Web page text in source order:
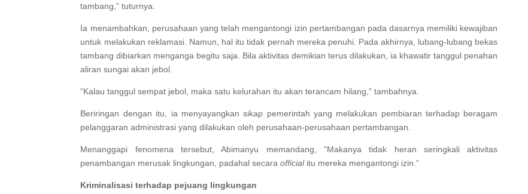
tambang,” tuturnya.
Ia menambahkan, perusahaan yang telah mengantongi izin pertambangan pada dasarnya memiliki kewajiban
untuk melakukan reklamasi. Namun, hal itu tidak pernah mereka penuhi. Pada akhirnya, lubang-lubang bekas
tambang dibiarkan menganga begitu saja. Bila aktivitas demikian terus dilakukan, ia khawatir tanggul penahan
aliran sungai akan jebol.
“Kalau tanggul sempat jebol, maka satu kelurahan itu akan terancam hilang,” tambahnya.
Beriringan dengan itu, ia menyayangkan sikap pemerintah yang melakukan pembiaran terhadap beragam
pelanggaran administrasi yang dilakukan oleh perusahaan-perusahaan pertambangan.
Menanggapi fenomena tersebut, Abimanyu memandang, “Makanya tidak heran seringkali aktivitas
penambangan merusak lingkungan, padahal secaraofficialitu mereka mengantongi izin.”
Kriminalisasi terhadap pejuang lingkungan